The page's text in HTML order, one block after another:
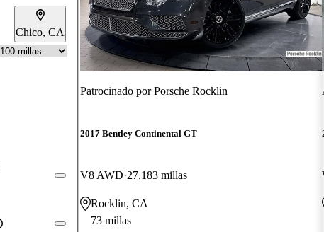
Chico, CA
Patrocinado porPorsche Rocklin
2017 Bentley Continental GT
V8 AWD 27,183 millas
Rocklin, CA
73 millas